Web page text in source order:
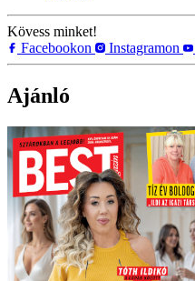
Kövess minket!
Facebookon
Instagramon
Ajánló